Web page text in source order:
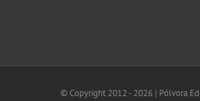
© Copyright 2012 - 2026 | Pólvora